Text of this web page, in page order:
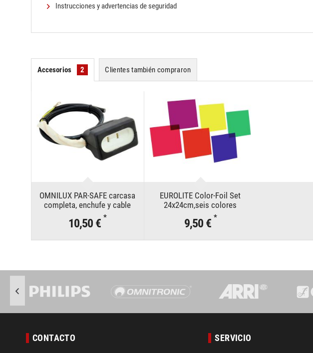
Instrucciones y advertencias de seguridad
Accesorios 2 Clientes también compraron
OMNILUX PAR-SAFE carcasa
completa, enchufe y cable
10,50 € *
EUROLITE Color-Foil Set
24x24cm,seis colores
9,50 € *
CONTACTO SERVICIO